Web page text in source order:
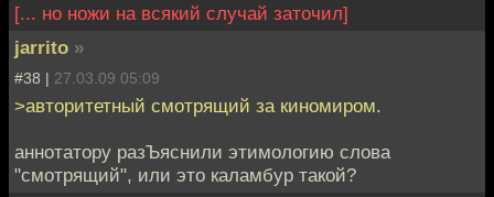
[... но ножи на всякий случай заточил]
jarrito »
#38 | 27.03.09 05:09
>авторитетный смотрящий за киномиром.
аннотатору разЪяснили этимологию слова
"смотрящий", или это каламбур такой?